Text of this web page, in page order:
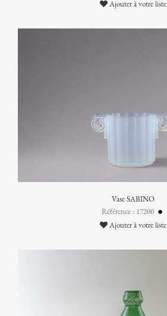
Ajouter à votre liste
Vase SABINO
Référence : 17200
Ajouter à votre liste